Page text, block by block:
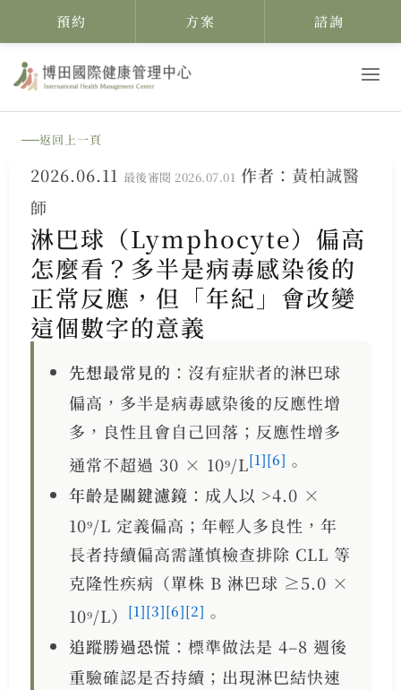
至
主
預約 方案 諮詢
返回上一頁
2026.06.11 最後審閱 2026.07.01 作者： 黃柏誠醫
師
淋巴球（Lymphocyte）偏高
怎麼看？多半是病毒感染後的
正常反應，但「年紀」會改變
這個數字的意義
先想最常見的 ：沒有症狀者的淋巴球
偏高，多半是病毒感染後的反應性增
多，良性且會自己回落；反應性增多
通常不超過 30 × 10⁹/L[1][6] 。
年齡是關鍵濾鏡 ：成人以 >4.0 ×
10⁹/L 定義偏高；年輕人多良性，年
長者持續偏高需謹慎檢查排除 CLL 等
克隆性疾病（單株 B 淋巴球 ≥5.0 ×
10⁹/L） [1][3][6][2] 。
追蹤勝過恐慌 ：標準做法是 4–8 週後
重驗確認是否持續；出現淋巴結快速